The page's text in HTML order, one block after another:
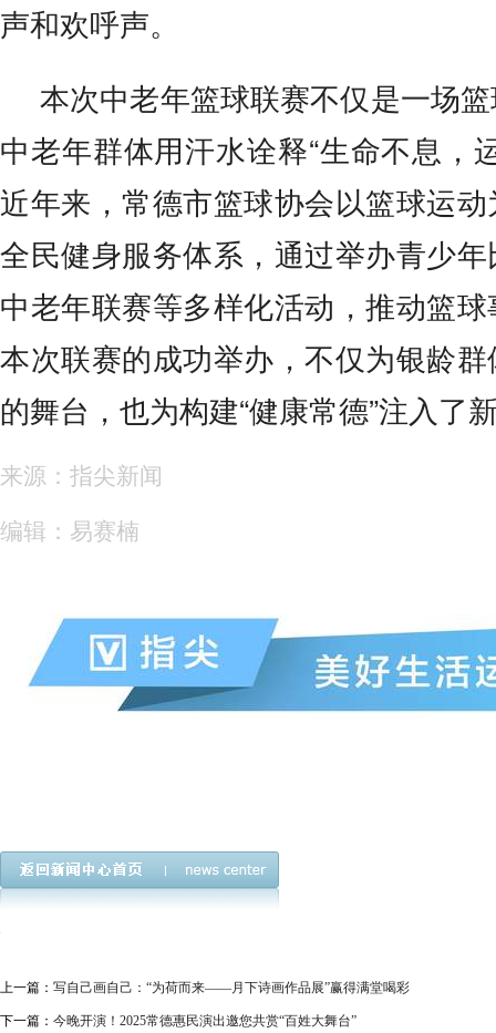
声和欢呼声。
本次中老年篮球联赛不仅是一场
中老年群体用汗水诠释“生命不息，
近年来，常德市篮球协会以篮球运
全民健身服务体系，通过举办青少
中老年联赛等多样化活动，推动篮
本次联赛的成功举办，不仅为银龄
的舞台，也为构建“健康常德”注入了
来源：指尖新闻
编辑：易赛楠
上一篇： 写自己画自己：“为荷而来——月下诗画作品展”赢得满堂喝彩
下一篇： 今晚开演！2025常德惠民演出邀您共赏“百姓大舞台”